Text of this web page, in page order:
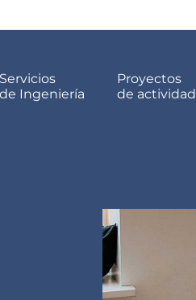
Servicios
de Ingeniería
Proyectos
de actividad